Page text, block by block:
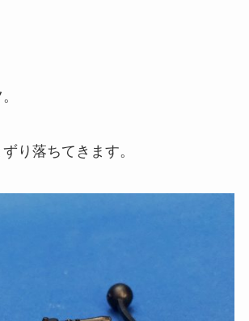
り落ちてきます。